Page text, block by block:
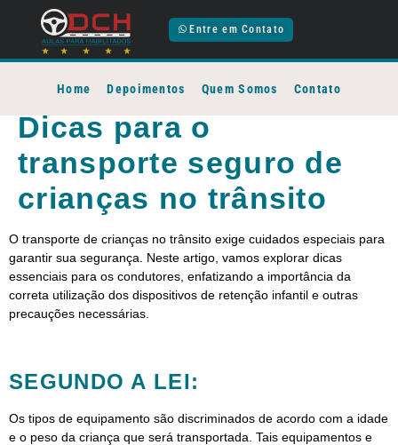
Entre em Contato
Home Depoimentos Quem Somos Contato
Dicas para o
transporte seguro de
crianças no trânsito
O transporte de crianças no trânsito exige cuidados especiais para
garantir sua segurança. Neste artigo, vamos explorar dicas
essenciais para os condutores, enfatizando a importância da
correta utilização dos dispositivos de retenção infantil e outras
precauções necessárias.
SEGUNDO A LEI:
Os tipos de equipamento são discriminados de acordo com a idade
e o peso da criança que será transportada. Tais equipamentos e